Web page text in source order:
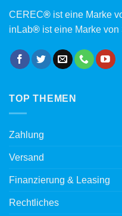
CEREC® ist eine Marke
inLab® ist eine Marke
TOP THEMEN
Zahlung
Versand
Finanzierung & Leasing
Rechtliches